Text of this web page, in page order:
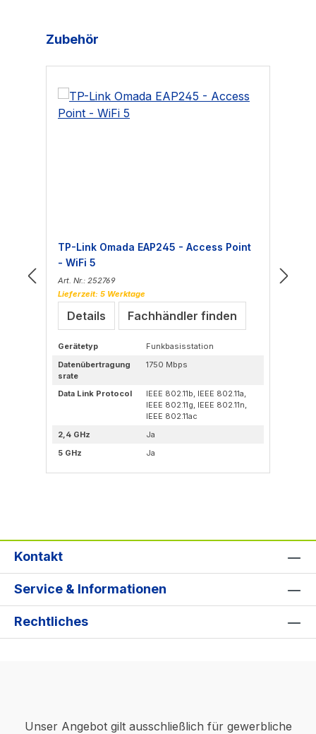
Produktgalerie überspringen
Zubehör
TP-Link Omada EAP245 - Access Point
- WiFi 5
Art. Nr.: 252769
Lieferzeit: 5 Werktage
Details Fachhändler finden
Gerätetyp
Funkbasisstation
Datenübertragung
srate
1750 Mbps
Data Link Protocol
IEEE 802.11b, IEEE 802.11a,
IEEE 802.11g, IEEE 802.11n,
IEEE 802.11ac
2,4 GHz
Ja
5 GHz
Ja
Kontakt
Service & Informationen
Rechtliches
Unser Angebot gilt ausschließlich für gewerbliche